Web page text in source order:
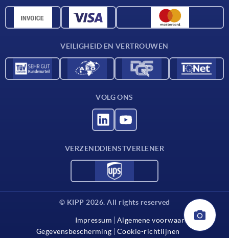
CAD-gegevens
VEILIGHEID EN VERTROUWEN
VOLG ONS
VERZENDDIENSTVERLENER
© KIPP 2026. All rights reserved
Impressum
Algemene voorwaarden
Gegevensbescherming
Cookie-richtlijnen